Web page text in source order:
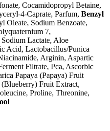
Cocamidopropyl Betaine,
4-Caprate, Parfum, Benzyl
Oleate, Sodium Benzoate,
7,
Lactate, Aloe
Acid, Lactobacillus/Punica
Arginin, Aspartic
Filtrate, Pca, Ascorbic
Papaya (Papaya) Fruit
Fruit Extract,
Proline, Threonine,